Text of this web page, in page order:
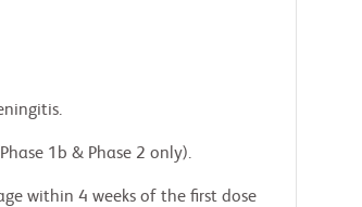
1b & Phase 2 only).
within 4 weeks of the first dose